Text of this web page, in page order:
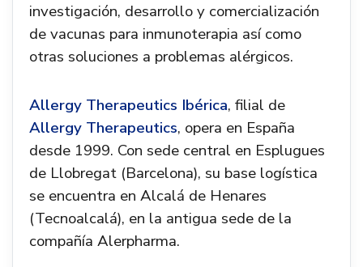
investigación, desarrollo y comercialización
de vacunas para inmunoterapia así como
otras soluciones a problemas alérgicos.
Allergy Therapeutics Ibérica, filial de
Allergy Therapeutics, opera en España
desde 1999. Con sede central en Esplugues
de Llobregat (Barcelona), su base logística
se encuentra en Alcalá de Henares
(Tecnoalcalá), en la antigua sede de la
compañía Alerpharma.